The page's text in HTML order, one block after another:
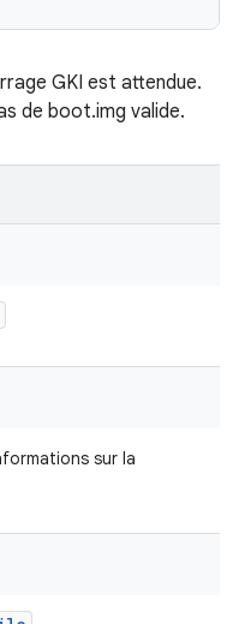
GKI est attendue.
de boot.img valide.
sur la